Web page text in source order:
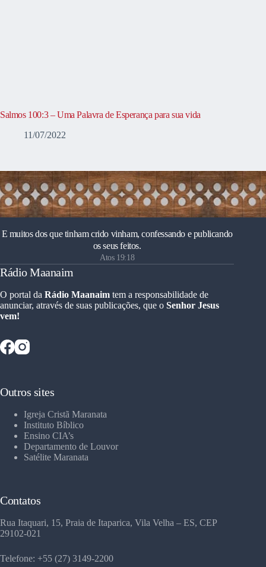
Salmos 100:3 – Uma Palavra de Esperança para sua vida
11/07/2022
E muitos dos que tinham crido vinham, confessando e publicando
os seus feitos.
Atos 19:18
Rádio Maanaim
O portal da Rádio Maanaim tem a responsabilidade de
anunciar, através de suas publicações, que o Senhor Jesus
vem!
Outros sites
Igreja Cristã Maranata
Instituto Bíblico
Ensino CIA’s
Departamento de Louvor
Satélite Maranata
Contatos
Rua Itaquari, 15, Praia de Itaparica, Vila Velha – ES, CEP
29102-021
Telefone: +55 (27) 3149-2200